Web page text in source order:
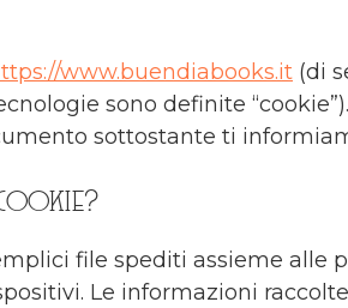
www.buendiabooks.it (di
sono definite
sottostante ti
file spediti assieme alle
Le informazioni